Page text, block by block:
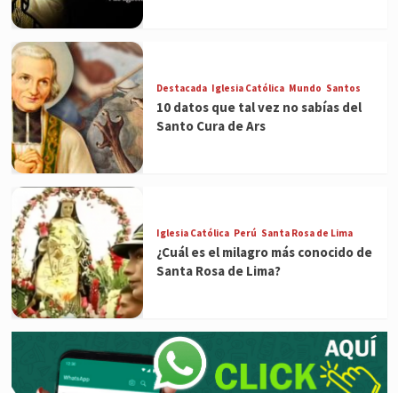
Destacada Iglesia Católica Mundo Santos
10 datos que tal vez no sabías del
Santo Cura de Ars
Iglesia Católica Perú Santa Rosa de Lima
¿Cuál es el milagro más conocido de
Santa Rosa de Lima?